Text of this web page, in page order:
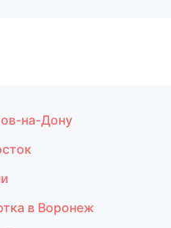
на-Дону
в Воронеж